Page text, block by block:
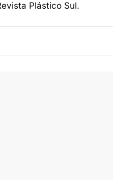
Plástico Sul.